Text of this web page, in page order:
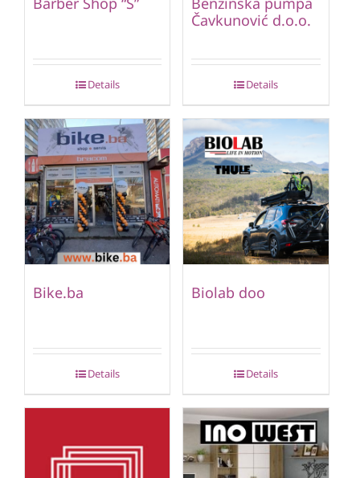
Details
Čavkunović d.o.o.
Details
Bike.ba
Details
Biolab doo
Details